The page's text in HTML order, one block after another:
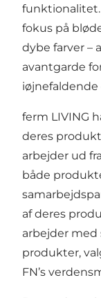
fokus på
dybe farver –
avantgarde
iøjnefaldende
ferm LIVING
deres
arbejder ud
både
af deres
arbejder med
produkter,
FN’s